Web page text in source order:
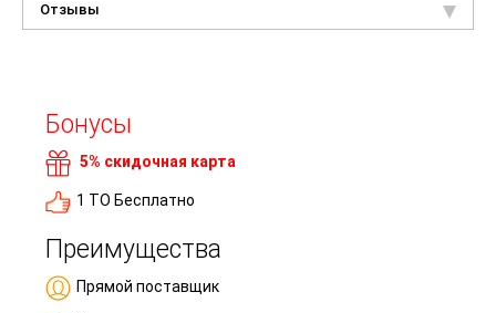
Отзывы
Бонусы
5% скидочная карта
1 ТО Бесплатно
Преимущества
Прямой поставщик